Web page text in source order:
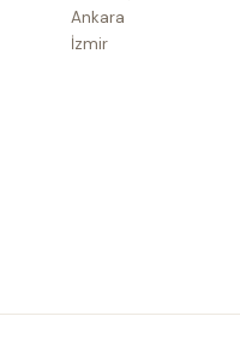
Ankara
İzmir